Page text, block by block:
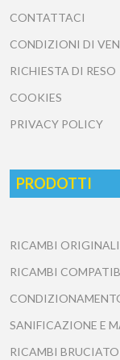
CONTATTACI
CONDIZIONI DI
RICHIESTA DI RESO
COOKIES
PRIVACY POLICY
PRODOTTI
RICAMBI ORIGINALI
RICAMBI
SANIFICAZIONE E
RICAMBI